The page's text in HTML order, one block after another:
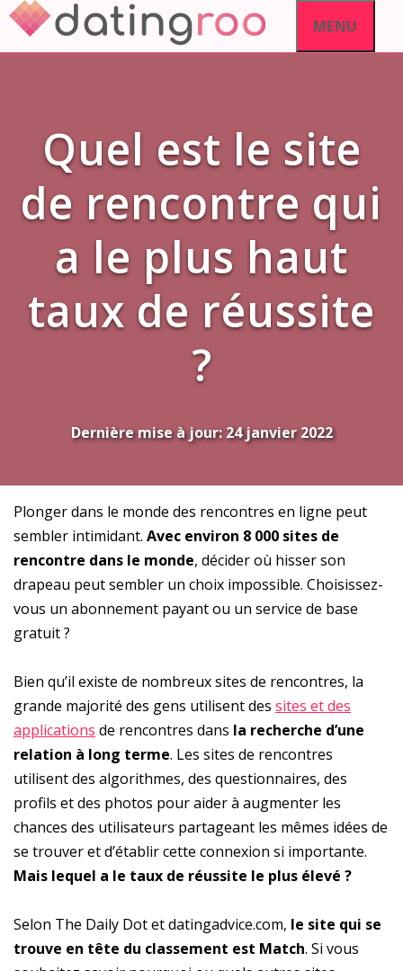
Aller
contenu
MENU
Quel est le site
de rencontre qui
a le plus haut
taux de réussite
?
Dernière mise à jour:24 janvier 2022
Plonger dans le monde des rencontres en ligne peut
sembler intimidant. Avec environ 8 000 sites de
rencontre dans le monde, décider où hisser son
drapeau peut sembler un choix impossible. Choisissez-
vous un abonnement payant ou un service de base
gratuit ?
Bien qu’il existe de nombreux sites de rencontres, la
grande majorité des gens utilisent des sites et des
applications de rencontres dans la recherche d’une
relation à long terme. Les sites de rencontres
utilisent des algorithmes, des questionnaires, des
profils et des photos pour aider à augmenter les
chances des utilisateurs partageant les mêmes idées de
se trouver et d’établir cette connexion si importante.
Mais lequel a le taux de réussite le plus élevé ?
Selon The Daily Dot et datingadvice.com, le site qui se
trouve en tête du classement est Match. Si vous